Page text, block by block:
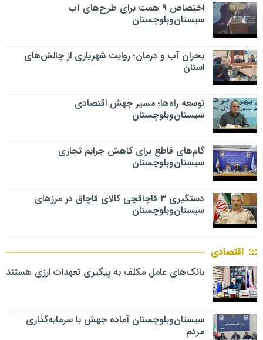
اختصاص ۹ همت برای طرح‌های آب
سیستان‌وبلوچستان
بحران آب و درمان؛ روایت شهریاری از چالش‌های
استان
توسعه راه‌ها؛ مسیر جهش اقتصادی
سیستان‌وبلوچستان
گام‌های قاطع برای کاهش جرایم تجاری
سیستان‌وبلوچستان
دستگیری ۳ قاچاقچی کالای قاچاق در مرزهای
سیستان‌وبلوچستان
اقتصادی
بانک‌های عامل مکلف به پیگیری تعهدات ارزی هستند
سیستان‌وبلوچستان آماده جهش با سرمایه‌گذاری
مردم